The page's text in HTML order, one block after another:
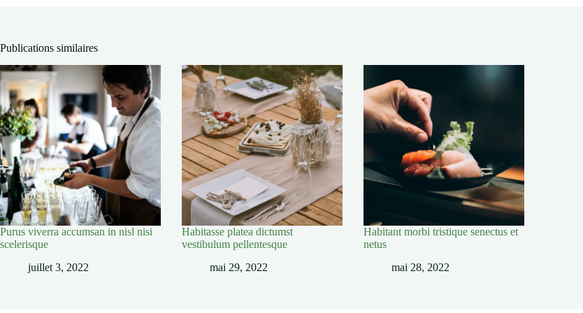
Publications similaires
Purus viverra accumsan in nisl nisi
scelerisque
juillet 3, 2022
Habitasse platea dictumst
vestibulum pellentesque
mai 29, 2022
Habitant morbi tristique senectus et
netus
mai 28, 2022